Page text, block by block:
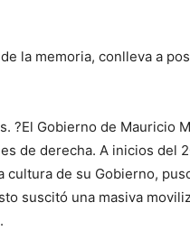
la memoria, conlleva a
?El Gobierno de Mauricio
de derecha. A inicios del
de su Gobierno,
suscitó una masiva